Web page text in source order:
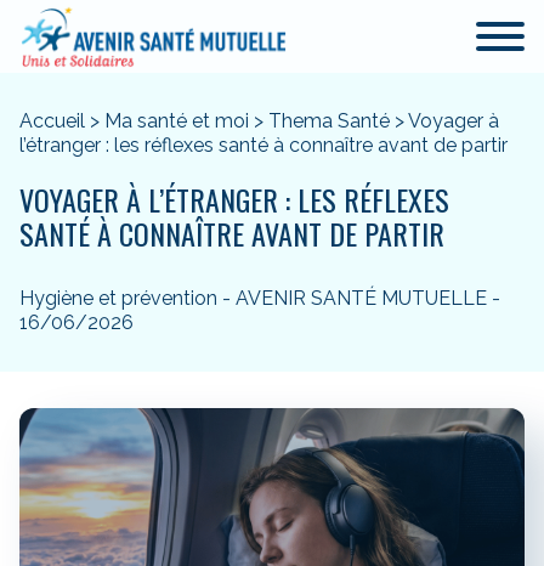
Accueil > Ma santé et moi > Thema Santé >Voyager à
l’étranger : les réflexes santé à connaître avant de partir
VOYAGER À L’ÉTRANGER : LES RÉFLEXES
SANTÉ À CONNAÎTRE AVANT DE PARTIR
Hygiène et prévention - AVENIR SANTÉ MUTUELLE -
16/06/2026